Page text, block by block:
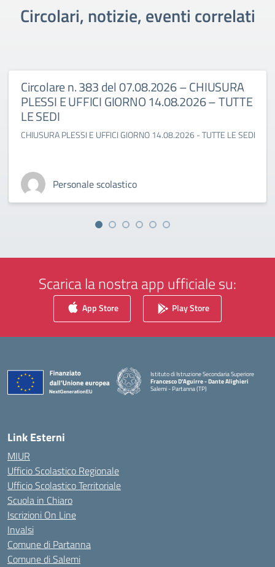
Circolari, notizie, eventi correlati
Circolare n. 383 del 07.08.2026 – CHIUSURA
PLESSI E UFFICI GIORNO 14.08.2026 – TUTTE
LE SEDI
CHIUSURA PLESSI E UFFICI GIORNO 14.08.2026 - TUTTE LE SEDI
Personale scolastico
Scarica la nostra app ufficiale su:
App Store Play Store
Istituto di Istruzione Secondaria Superiore
Francesco D'Aguirre - Dante Alighieri
Salemi - Partanna (TP)
Link Esterni
MIUR
Ufficio Scolastico Regionale
Ufficio Scolastico Territoriale
Scuola in Chiaro
Iscrizioni On Line
Invalsi
Comune di Partanna
Comune di Salemi